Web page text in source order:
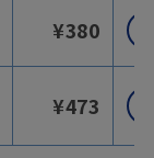
¥380
¥473